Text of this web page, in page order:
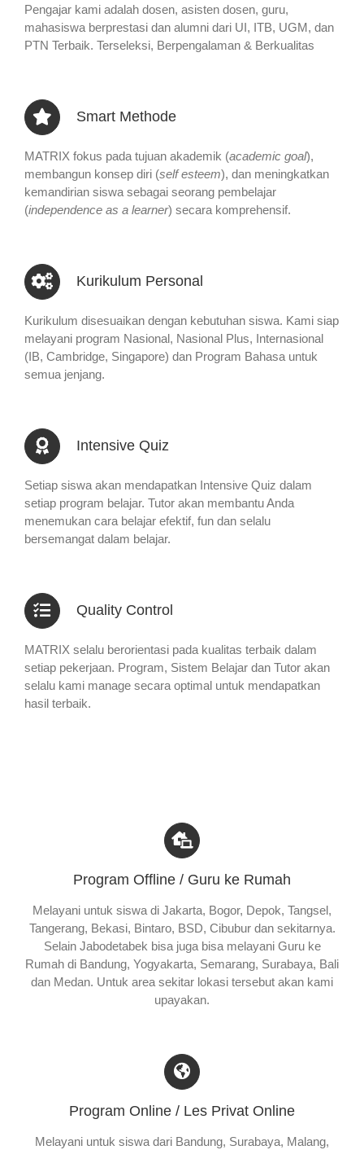
Pengajar kami adalah dosen, asisten dosen, guru,
mahasiswa berprestasi dan alumni dari UI, ITB, UGM, dan
PTN Terbaik. Terseleksi, Berpengalaman & Berkualitas
Smart Methode
MATRIX fokus pada tujuan akademik (academic goal),
membangun konsep diri (self esteem), dan meningkatkan
kemandirian siswa sebagai seorang pembelajar
(independence as a learner) secara komprehensif.
Kurikulum Personal
Kurikulum disesuaikan dengan kebutuhan siswa. Kami siap
melayani program Nasional, Nasional Plus, Internasional
(IB, Cambridge, Singapore) dan Program Bahasa untuk
semua jenjang.
Intensive Quiz
Setiap siswa akan mendapatkan Intensive Quiz dalam
setiap program belajar. Tutor akan membantu Anda
menemukan cara belajar efektif, fun dan selalu
bersemangat dalam belajar.
Quality Control
MATRIX selalu berorientasi pada kualitas terbaik dalam
setiap pekerjaan. Program, Sistem Belajar dan Tutor akan
selalu kami manage secara optimal untuk mendapatkan
hasil terbaik.
Program Offline / Guru ke Rumah
Melayani untuk siswa di Jakarta, Bogor, Depok, Tangsel,
Tangerang, Bekasi, Bintaro, BSD, Cibubur dan sekitarnya.
Selain Jabodetabek bisa juga bisa melayani Guru ke
Rumah di Bandung, Yogyakarta, Semarang, Surabaya, Bali
dan Medan. Untuk area sekitar lokasi tersebut akan kami
upayakan.
Program Online / Les Privat Online
Melayani untuk siswa dari Bandung, Surabaya, Malang,